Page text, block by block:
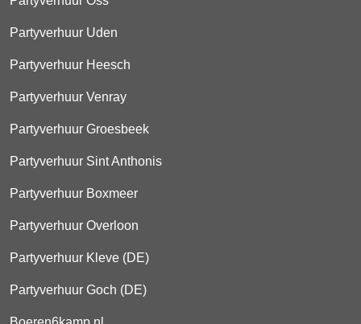
Partyverhuur Uden
Partyverhuur Heesch
Partyverhuur Venray
Partyverhuur Groesbeek
Partyverhuur Sint Anthonis
Partyverhuur Boxmeer
Partyverhuur Overloon
Partyverhuur Kleve (DE)
Partyverhuur Goch (DE)